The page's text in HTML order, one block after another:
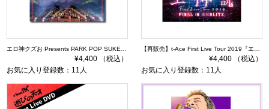
¥4,400 （税込）
お気に入り登録数：11人
¥4,400 （税込）
お気に入り登録数：11人